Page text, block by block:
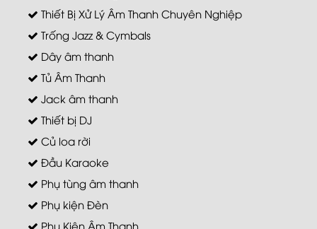
Thiết Bị Xử Lý Âm Thanh Chuyên Nghiệp
Trống Jazz & Cymbals
Dây âm thanh
Tủ Âm Thanh
Jack âm thanh
Thiết bị DJ
Củ loa rời
Đầu Karaoke
Phụ tùng âm thanh
Phụ kiện Đèn
Phụ Kiện Âm Thanh